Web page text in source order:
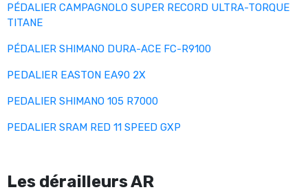
PÉDALIER CAMPAGNOLO SUPER RECORD ULTRA-TORQUE
TITANE
PÉDALIER SHIMANO DURA-ACE FC-R9100
PEDALIER EASTON EA90 2X
PEDALIER SHIMANO 105 R7000
PEDALIER SRAM RED 11 SPEED GXP
Les dérailleurs AR